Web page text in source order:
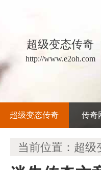
超级变态传奇
http://www.e2oh.com
超级变态传奇 传奇
当前位置： 超级